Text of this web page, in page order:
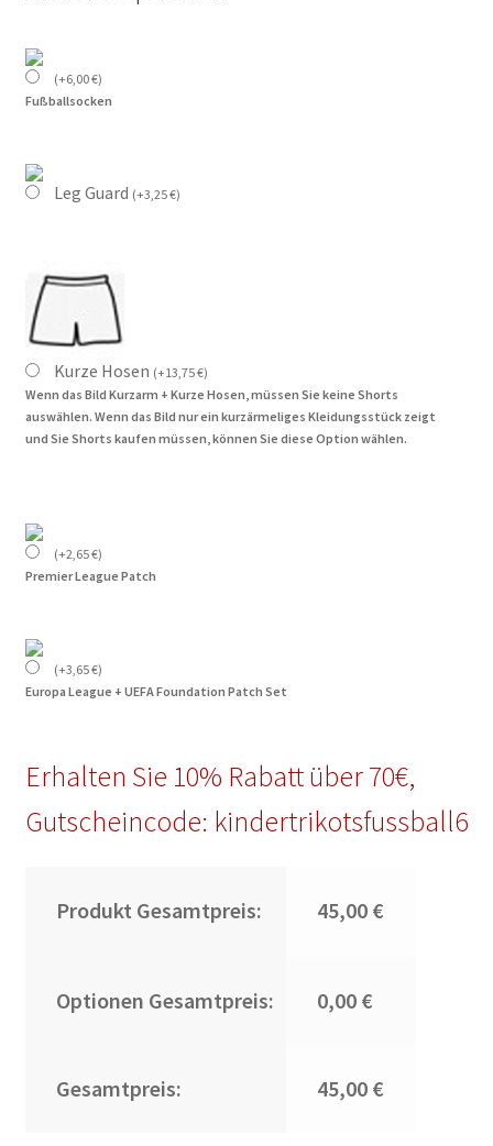
(+6,00€)
Fußballsocken
Leg Guard (+3,25€)
Kurze Hosen (+13,75€)
Wenn das Bild Kurzarm + Kurze Hosen, müssen Sie keine Shorts
auswählen. Wenn das Bild nur ein kurzärmeliges Kleidungsstück zeigt
und Sie Shorts kaufen müssen, können Sie diese Option wählen.
(+2,65€)
Premier League Patch
(+3,65€)
Europa League + UEFA Foundation Patch Set
Erhalten Sie 10% Rabatt über 70€,
Gutscheincode: kindertrikotsfussball6
Produkt Gesamtpreis: 45,00 €
Optionen Gesamtpreis: 0,00 €
Gesamtpreis: 45,00 €